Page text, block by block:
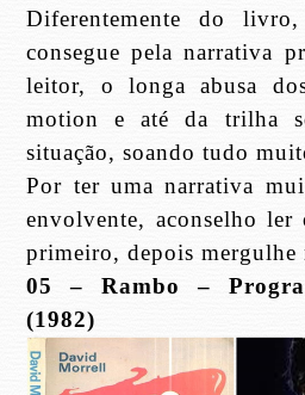
Diferentemente do
consegue pela narrativa
leitor, o longa abusa
motion e até da trilha
situação, soando tudo
Por ter uma narrativa
envolvente, aconselho
primeiro, depois
05 – Rambo –
(1982)